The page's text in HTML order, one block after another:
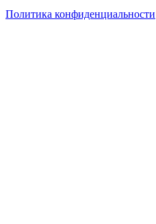
Политика конфиденциальности